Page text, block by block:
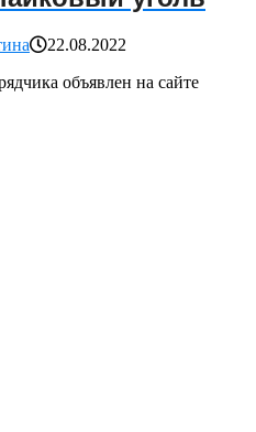
22.08.2022
объявлен на сайте